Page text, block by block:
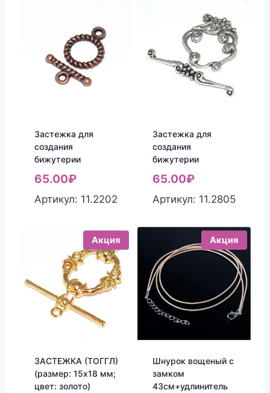
Застежка для
создания
бижутерии
65.00₽
Артикул: 11.2202
Застежка для
создания
бижутерии
65.00₽
Артикул: 11.2805
Акция
ЗАСТЕЖКА (ТОГГЛ)
(размер: 15х18 мм;
цвет: золото)
Акция
Шнурок вощеный с
замком
43см+удлинитель